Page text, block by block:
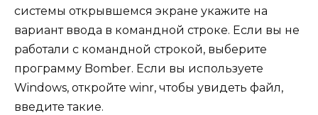
системы открывшемся экране укажите на
вариант ввода в командной строке. Если вы не
работали с командной строкой, выберите
программу Bomber. Если вы используете
Windows, откройте winr, чтобы увидеть файл,
введите такие.